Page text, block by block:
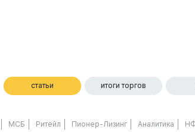
статьи итоги торгов
МСБ Ритейл Пионер-Лизинг Аналитика